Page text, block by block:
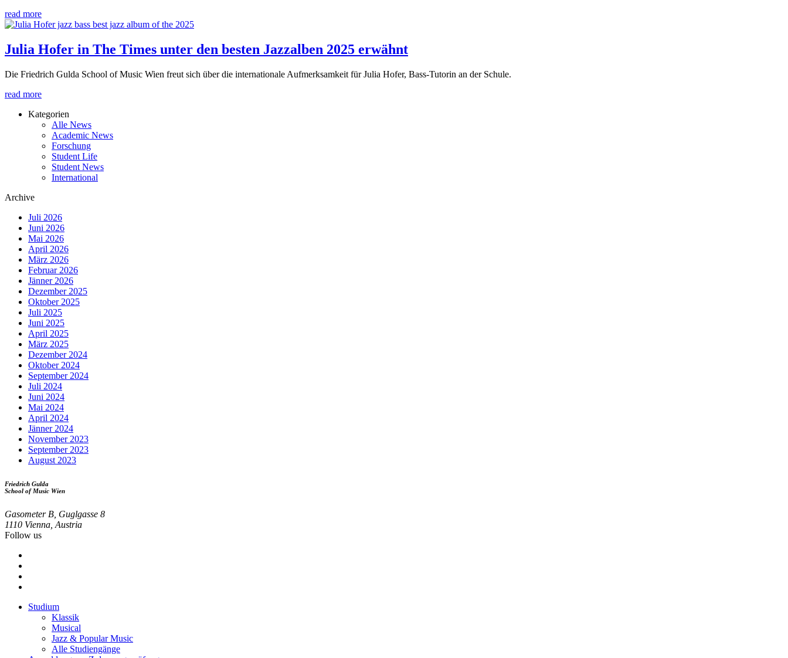
read more
Julia Hofer in The Times unter den besten Jazzalben 2025 erwähnt
Die Friedrich Gulda School of Music Wien freut sich über die internationale Aufmerksamkeit für Julia Hofer, Bass-Tutorin an der Schule.
read more
Kategorien
Alle News
Academic News
Forschung
Student Life
Student News
International
Archive
Juli 2026
Juni 2026
Mai 2026
April 2026
März 2026
Februar 2026
Jänner 2026
Dezember 2025
Oktober 2025
Juli 2025
Juni 2025
April 2025
März 2025
Dezember 2024
Oktober 2024
September 2024
Juli 2024
Juni 2024
Mai 2024
April 2024
Jänner 2024
November 2023
September 2023
August 2023
Friedrich Gulda
School of Music Wien
Gasometer B, Guglgasse 8
1110 Vienna, Austria
Follow us
Footer
Studium
Klassik
Musical
Jazz & Popular Music
Alle Studiengänge